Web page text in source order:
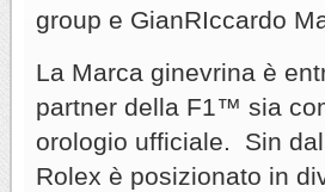
group e GianRIccardo
La Marca ginevrina è
partner della F1™ sia
orologio ufficiale. Sin
Rolex è posizionato in